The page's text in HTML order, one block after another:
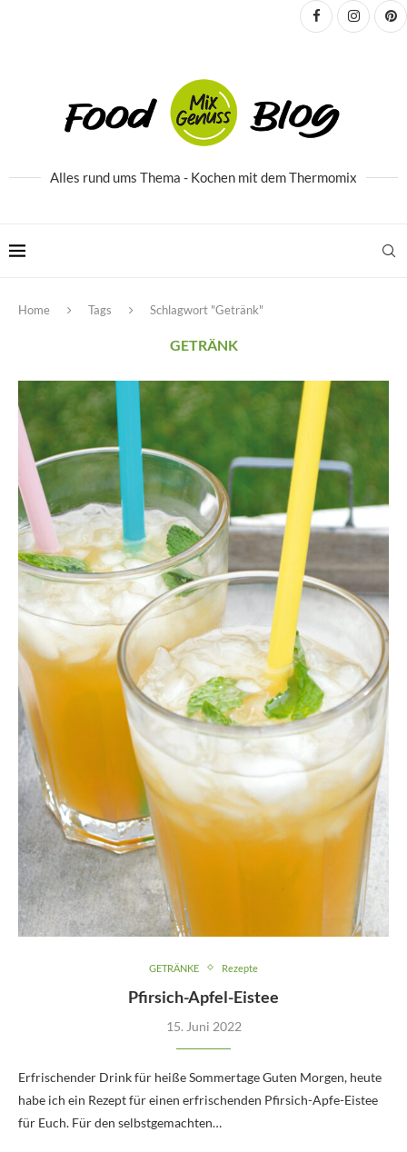
Alles rund ums Thema - Kochen mit dem Thermomix
Home Tags Schlagwort "Getränk"
GETRÄNK
GETRÄNKE Rezepte
Pfirsich-Apfel-Eistee
15. Juni 2022
Erfrischender Drink für heiße Sommertage Guten Morgen, heute
habe ich ein Rezept für einen erfrischenden Pfirsich-Apfe-Eistee
für Euch. Für den selbstgemachten…